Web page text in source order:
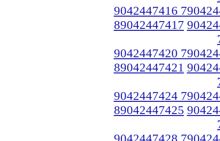
9042447416
89042447417
9042447420
89042447421
9042447424
89042447425
9042447428